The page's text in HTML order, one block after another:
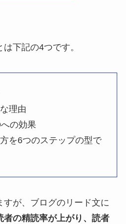
下記の4つです。
理由
の効果
を6つのステップの型で
すが、ブログのリード文に
者の精読率が上がり、読者